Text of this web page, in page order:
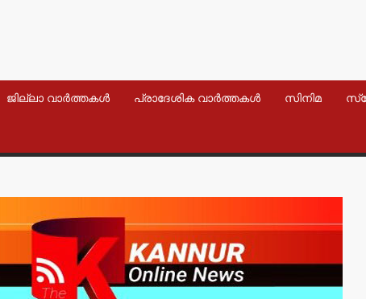
ജില്ലാ വാർത്തകൾ പ്രാദേശിക വാർത്തകൾ സിനിമ